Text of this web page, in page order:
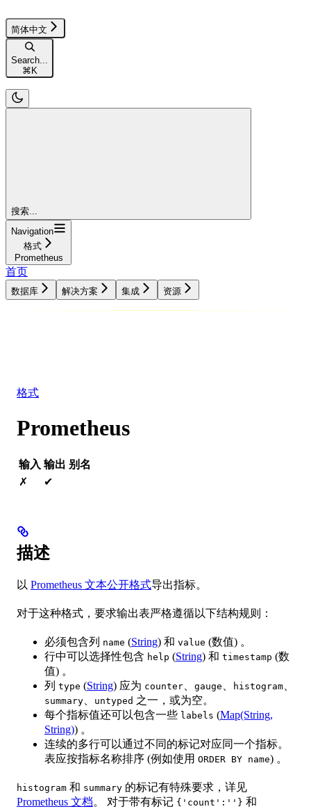
简体中文
Search...
⌘K
搜索...
Navigation
格式
Prometheus
首页
数据库 解决方案 集成 资源
格式
Prometheus
输入 输出 别名
✗
✔
描述
以 Prometheus 文本公开格式导出指标。
对于这种格式，要求输出表严格遵循以下结构规则：
必须包含列 name (String) 和 value (数值) 。
行中可以选择性包含 help (String) 和 timestamp (数
值) 。
列 type (String) 应为 counter gauge histogram
summary untyped 之一，或为空。
每个指标值还可以包含一些 labels (Map(String,
String)) 。
连续的多行可以通过不同的标记对应同一个指标。
表应按指标名称排序 (例如使用 ORDER BY name) 。
histogram 和 summary 的标记有特殊要求，详见
Prometheus 文档。 对于带有标记 {'count':''} 和